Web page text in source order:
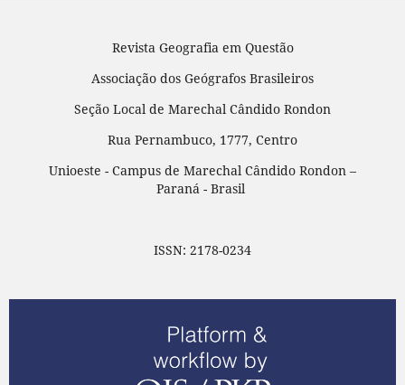
Revista Geografia em Questão
Associação dos Geógrafos Brasileiros
Seção Local de Marechal Cândido Rondon
Rua Pernambuco, 1777, Centro
Unioeste - Campus de Marechal Cândido Rondon –
Paraná - Brasil
ISSN: 2178-0234